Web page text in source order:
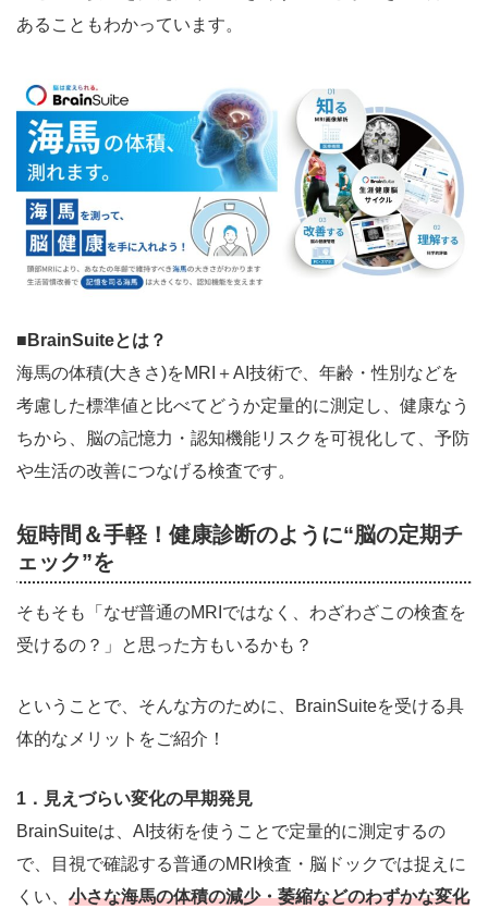
あることもわかっています。
■BrainSuiteとは？
海馬の体積(大きさ)をMRI＋AI技術で、年齢・性別などを
考慮した標準値と比べてどうか定量的に測定し、健康なう
ちから、脳の記憶力・認知機能リスクを可視化して、予防
や生活の改善につなげる検査です。
短時間＆手軽！健康診断のように“脳の定期チ
ェック”を
そもそも「なぜ普通のMRIではなく、わざわざこの検査を
受けるの？」と思った方もいるかも？
ということで、そんな方のために、BrainSuiteを受ける具
体的なメリットをご紹介！
1．見えづらい変化の早期発見
BrainSuiteは、AI技術を使うことで定量的に測定するの
で、目視で確認する普通のMRI検査・脳ドックでは捉えに
くい、 小さな海馬の体積の減少・萎縮などのわずかな変化